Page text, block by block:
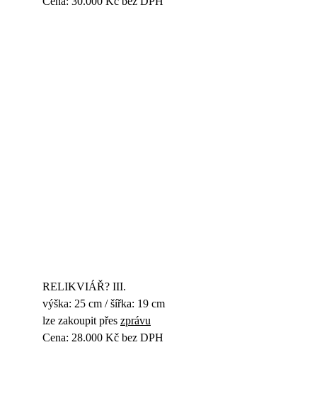
RELIKVIÁŘ? III.
výška: 25 cm / šířka: 19 cm
lze zakoupit přes zprávu
Cena: 28.000 Kč bez DPH